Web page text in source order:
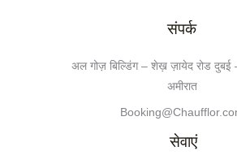
संपर्क
अल गोज़ बिल्डिंग – शेख़ ज़ायेद रोड
अमीरात
सेवाएं